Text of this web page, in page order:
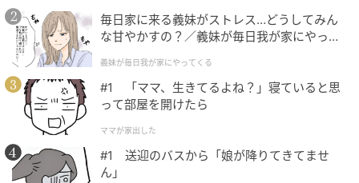
「Smartソムリエ」は、ワイン業界の知見とWETCHの
AI開発技術を組み合わせ、飲食店の接客と運用を支え
るサービスとして開発されています。
AI提案
AIによるワイン提案機能は、来店客の好み、料理、予
算を会話の中で整理し、店舗のワインリストから最適
毎日家に来る義妹がストレス…どうしてみん
な甘やかすの？／義妹が毎日我が家にやって
が】
義妹が毎日我が家にやってくる
#1 「ママ、生きてるよね？」寝ていると思
って部屋を開けたら
ママが家出した
#1 送迎のバスから「娘が降りてきてませ
ん」